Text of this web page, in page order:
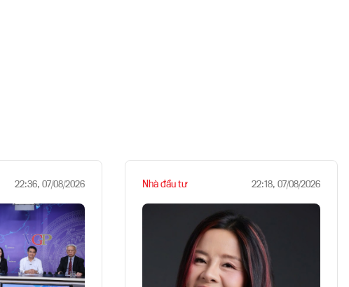
22:36, 07/08/2026 Nhà đầu tư 22:18, 07/08/2026